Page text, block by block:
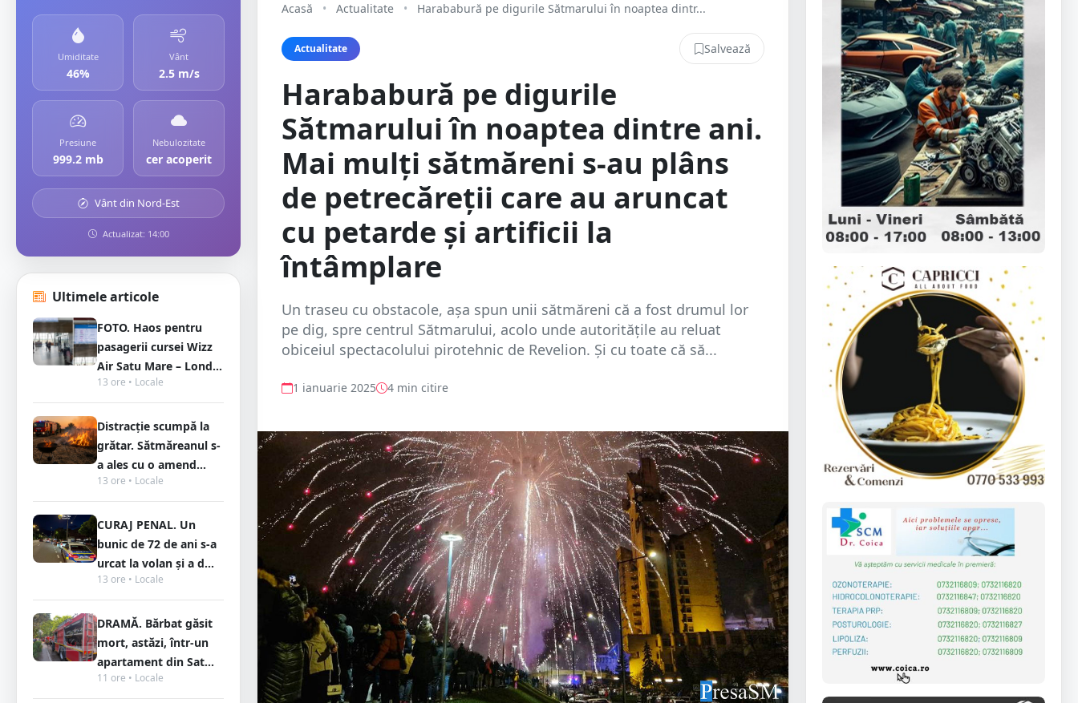
Umiditate
46%
Vânt
2.5 m/s
Presiune
999.2 mb
Nebulozitate
cer acoperit
Vânt din Nord-Est
Actualizat: 14:00
Ultimele articole
FOTO. Haos pentru
pasagerii cursei Wizz
Air Satu Mare – Lond...
13 ore • Locale
Distracție scumpă la
grătar. Sătmăreanul s-
a ales cu o amend...
13 ore • Locale
CURAJ PENAL. Un
bunic de 72 de ani s-a
urcat la volan și a d...
13 ore • Locale
DRAMĂ. Bărbat găsit
mort, astăzi, într-un
apartament din Sat...
11 ore • Locale
Acasă • Actualitate • Harababură pe digurile Sătmarului în noaptea dintr...
Actualitate Salvează
Harababură pe digurile
Sătmarului în noaptea dintre ani.
Mai mulți sătmăreni s-au plâns
de petrecăreții care au aruncat
cu petarde și artificii la
întâmplare
Un traseu cu obstacole, așa spun unii sătmăreni că a fost drumul lor
pe dig, spre centrul Sătmarului, acolo unde autoritățile au reluat
obiceiul spectacolului pirotehnic de Revelion. Și cu toate că să...
1 ianuarie 2025 4 min citire